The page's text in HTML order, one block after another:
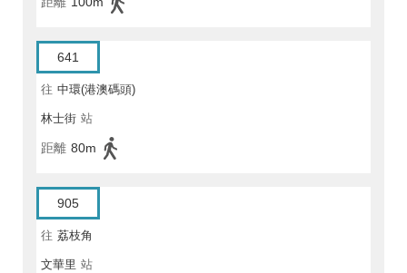
641
往 中環(港澳碼頭)
林士街 站
距離 80m
905
往 荔枝角
文華里 站